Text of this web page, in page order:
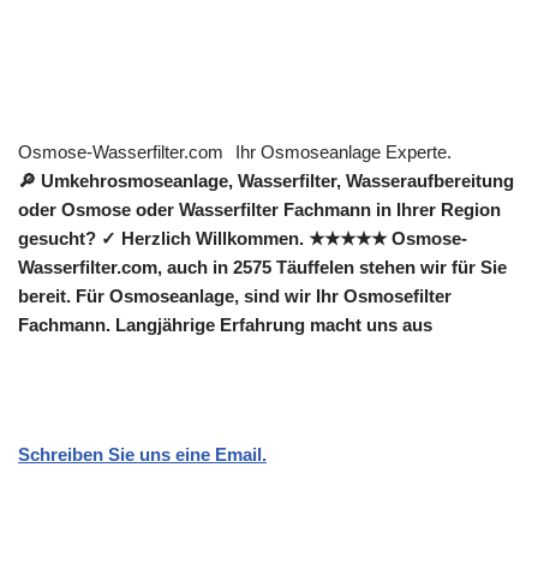
Osmose-Wasserfilter.com
Ihr Osmoseanlage Experte.
🔎 Umkehrosmoseanlage, Wasserfilter, Wasseraufbereitung
oder Osmose oder Wasserfilter Fachmann in Ihrer Region
gesucht? ✓ Herzlich Willkommen. ★★★★★ Osmose-
Wasserfilter.com, auch in 2575 Täuffelen stehen wir für Sie
bereit. Für Osmoseanlage, sind wir Ihr Osmosefilter
Fachmann. Langjährige Erfahrung macht uns aus
Schreiben Sie uns eine Email.